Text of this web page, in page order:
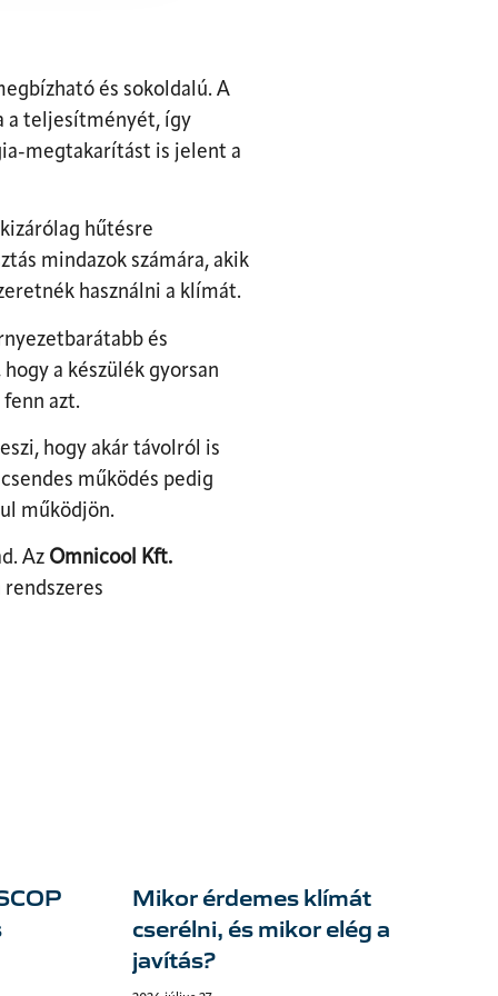
és sokoldalú. A
a teljesítményét, így
megtakarítást is jelent a
hűtésre
mindazok számára, akik
használni a klímát.
és
a készülék gyorsan
azt.
hogy akár távolról is
működés pedig
működjön.
Az Omnicool Kft.
Mikor érdemes klímát
cserélni, és mikor elég a
javítás?